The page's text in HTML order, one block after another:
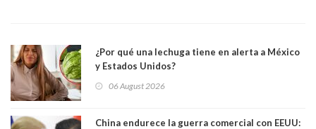
¿Por qué una lechuga tiene en alerta a México
y Estados Unidos?
06 August 2026
China endurece la guerra comercial con EEUU: